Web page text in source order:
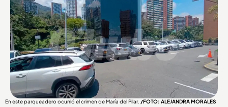
En este parqueadero ocurrió el crimen de María del Pilar. /FOTO: ALEJANDRA MORALES